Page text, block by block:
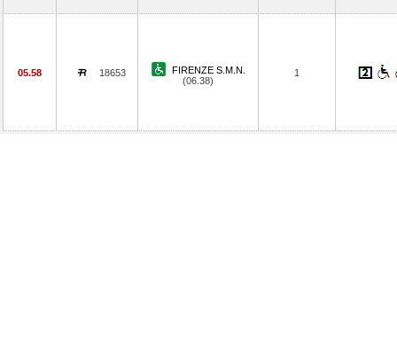
05.58 18653
FIRENZE S.M.N.
(06.38)
1